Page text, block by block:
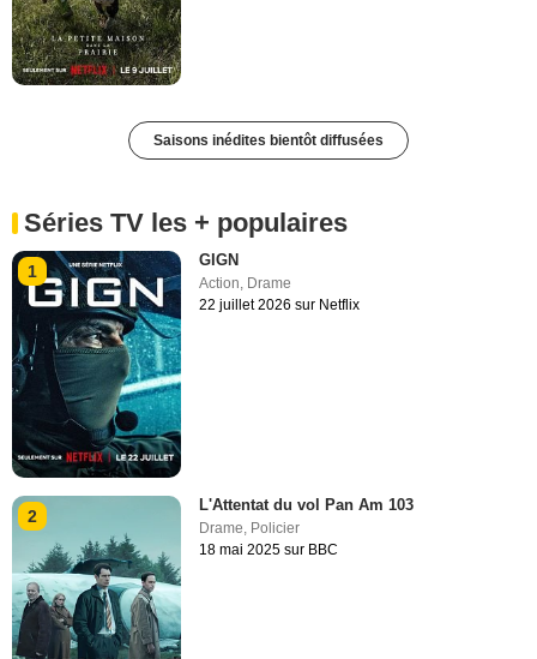
Saisons inédites bientôt diffusées
Séries TV les + populaires
1
GIGN
Action, Drame
22 juillet 2026 sur Netflix
2
L'Attentat du vol Pan Am 103
Drame Policier
18 mai 2025 sur BBC